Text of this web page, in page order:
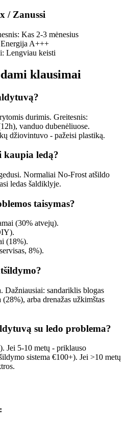
/ Zanussi
Kas 2-3 mėnesius
A+++
Lengviau keisti
klausimai
durimis. Greitesnis:
vanduo dubenėliuose.
džiovintuvo - pažeisi plastiką.
kaupia ledą?
Normaliai No-Frost atšildo
ledas šaldiklyje.
taisymas?
(30% atvejų).
(18%).
8%).
Dažniausiai: sandariklis blogas
arba drenažas užkimštas
su ledo problema?
Jei 5-10 metų - priklauso
sistema €100+). Jei >10 metų